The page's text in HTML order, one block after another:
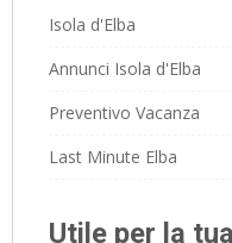
Isola d'Elba
Annunci Isola d'Elba
Preventivo Vacanza
Last Minute Elba
Utile per la